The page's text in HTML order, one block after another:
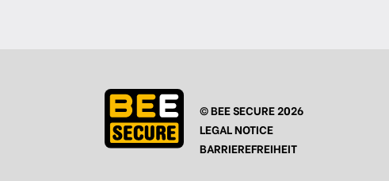
© BEE SECURE 2026
LEGAL NOTICE
BARRIEREFREIHEIT